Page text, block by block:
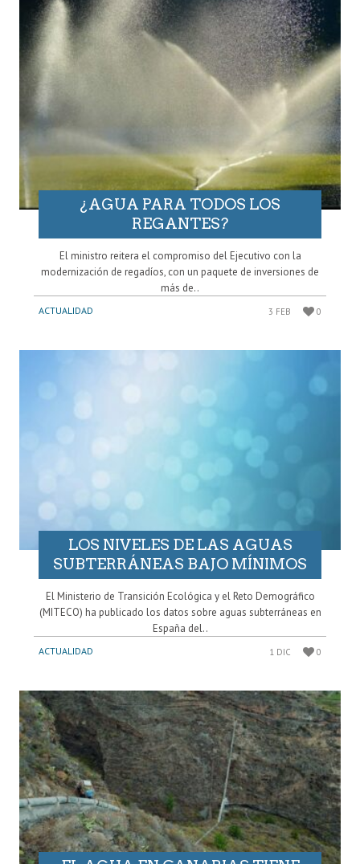
¿AGUA PARA TODOS LOS
REGANTES?
El ministro reitera el compromiso del Ejecutivo con la
modernización de regadíos, con un paquete de inversiones de
más de..
ACTUALIDAD 3 FEB 0
LOS NIVELES DE LAS AGUAS
SUBTERRÁNEAS BAJO MÍNIMOS
El Ministerio de Transición Ecológica y el Reto Demográfico
(MITECO) ha publicado los datos sobre aguas subterráneas en
España del..
ACTUALIDAD 1 DIC 0